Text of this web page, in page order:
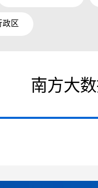
政区
南方大